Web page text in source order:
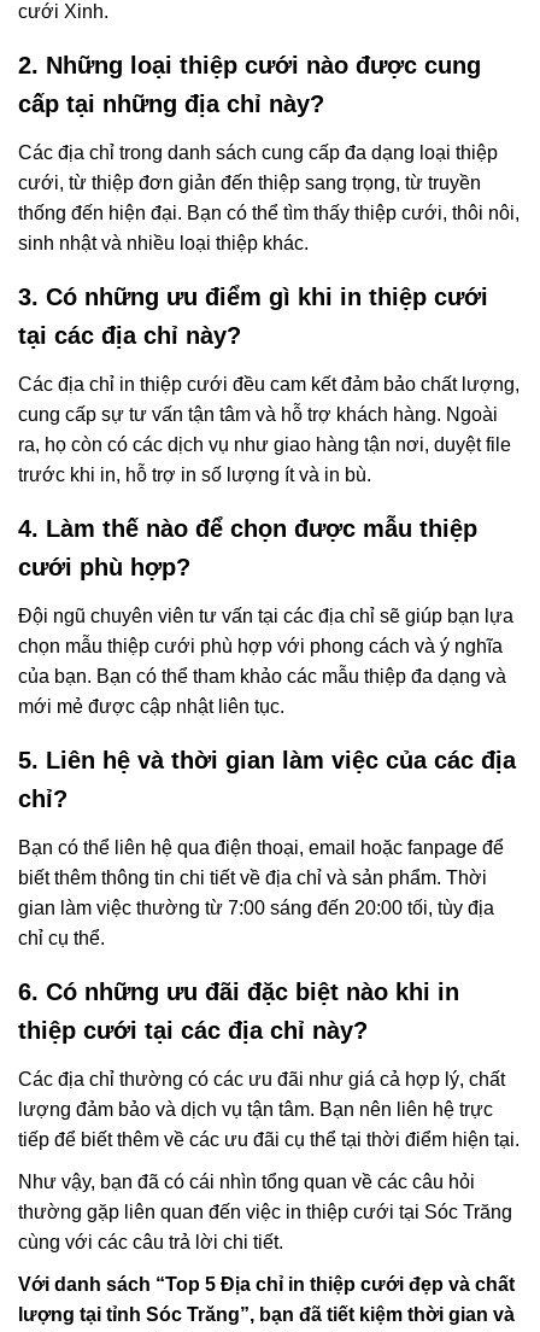
cưới Xinh.
2. Những loại thiệp cưới nào được cung
cấp tại những địa chỉ này?
Các địa chỉ trong danh sách cung cấp đa dạng loại thiệp
cưới, từ thiệp đơn giản đến thiệp sang trọng, từ truyền
thống đến hiện đại. Bạn có thể tìm thấy thiệp cưới, thôi nôi,
sinh nhật và nhiều loại thiệp khác.
3. Có những ưu điểm gì khi in thiệp cưới
tại các địa chỉ này?
Các địa chỉ in thiệp cưới đều cam kết đảm bảo chất lượng,
cung cấp sự tư vấn tận tâm và hỗ trợ khách hàng. Ngoài
ra, họ còn có các dịch vụ như giao hàng tận nơi, duyệt file
trước khi in, hỗ trợ in số lượng ít và in bù.
4. Làm thế nào để chọn được mẫu thiệp
cưới phù hợp?
Đội ngũ chuyên viên tư vấn tại các địa chỉ sẽ giúp bạn lựa
chọn mẫu thiệp cưới phù hợp với phong cách và ý nghĩa
của bạn. Bạn có thể tham khảo các mẫu thiệp đa dạng và
mới mẻ được cập nhật liên tục.
5. Liên hệ và thời gian làm việc của các địa
chỉ?
Bạn có thể liên hệ qua điện thoại, email hoặc fanpage để
biết thêm thông tin chi tiết về địa chỉ và sản phẩm. Thời
gian làm việc thường từ 7:00 sáng đến 20:00 tối, tùy địa
chỉ cụ thể.
6. Có những ưu đãi đặc biệt nào khi in
thiệp cưới tại các địa chỉ này?
Các địa chỉ thường có các ưu đãi như giá cả hợp lý, chất
lượng đảm bảo và dịch vụ tận tâm. Bạn nên liên hệ trực
tiếp để biết thêm về các ưu đãi cụ thể tại thời điểm hiện tại.
Như vậy, bạn đã có cái nhìn tổng quan về các câu hỏi
thường gặp liên quan đến việc in thiệp cưới tại Sóc Trăng
cùng với các câu trả lời chi tiết.
Với danh sách “Top 5 Địa chỉ in thiệp cưới đẹp và chất
lượng tại tỉnh Sóc Trăng”, bạn đã tiết kiệm thời gian và